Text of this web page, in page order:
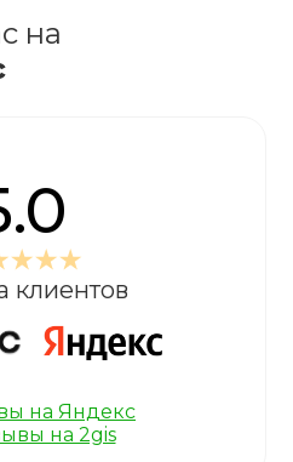
на
клиентов
на Яндекс
на 2gis